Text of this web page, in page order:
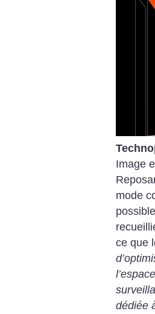
Image
mode
ce que
dédiée